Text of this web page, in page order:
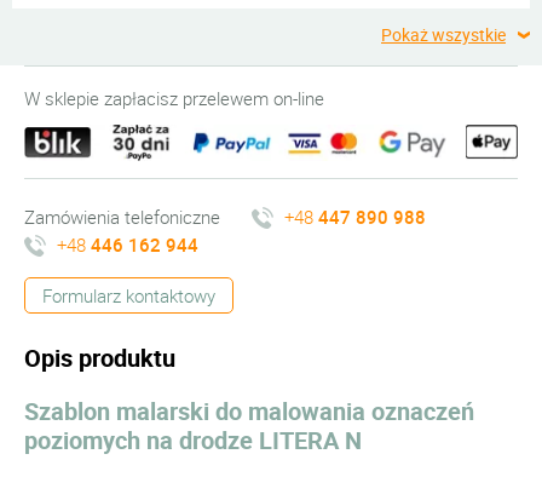
Pokaż wszystkie
W sklepie zapłacisz przelewem on-line
Zamówienia telefoniczne +48 447 890 988
+48 446 162 944
Formularz kontaktowy
Opis produktu
Szablon malarski do malowania oznaczeń
poziomych na drodze LITERA N